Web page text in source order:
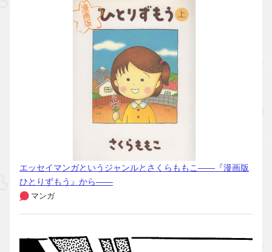
エッセイマンガというジャンルとさくらももこ――『漫画版
ひとりずもう』から――
マンガ